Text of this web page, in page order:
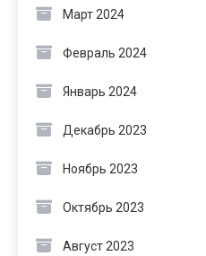
Март 2024
Февраль 2024
Январь 2024
Декабрь 2023
Ноябрь 2023
Октябрь 2023
Август 2023